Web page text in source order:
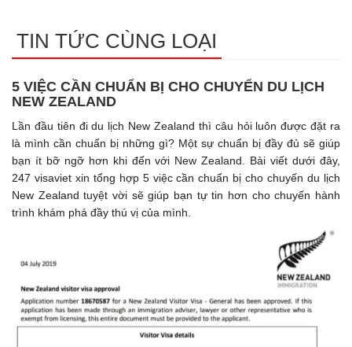
TIN TỨC CÙNG LOẠI
5 VIỆC CẦN CHUẨN BỊ CHO CHUYỂN DU LỊCH
NEW ZEALAND
Lần đầu tiên đi du lịch New Zealand thì câu hỏi luôn được đặt ra
là mình cần chuẩn bị những gì? Một sự chuẩn bị đầy đủ sẽ giúp
bạn ít bỡ ngỡ hơn khi đến với New Zealand. Bài viết dưới đây,
247 visaviet xin tổng hợp 5 việc cần chuẩn bị cho chuyến du lịch
New Zealand tuyệt vời sẽ giúp bạn tự tin hơn cho chuyến hành
trình khám phá đầy thú vị của mình.